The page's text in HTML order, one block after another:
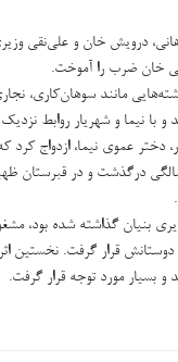
درویش خان و علی‌نقی
خان ضرب را آموخت.
مانند سوهان‌کاری،
و با نیما و شهریار روابط
کوه نور، دختر عموی نیما،
ابوالحسن صبا در سال ۱۳۳۶ و به علت ناراحتی
دوستانش قرار گرفت. نخستین